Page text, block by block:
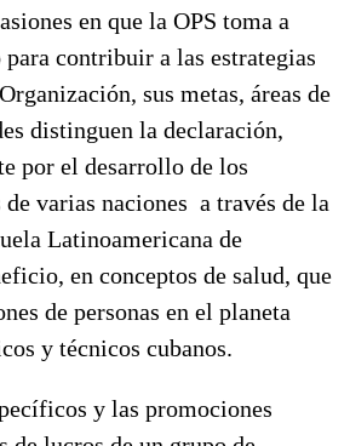
en que la OPS toma a
contribuir a las estrategias
sus metas, áreas de
distinguen la declaración,
por el desarrollo de los
de varias naciones a través de la
Latinoamericana de
en conceptos de salud, que
de personas en el planeta
y técnicos cubanos.
y las promociones